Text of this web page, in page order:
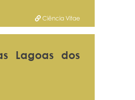
Ciência Vitae
Lagoas dos